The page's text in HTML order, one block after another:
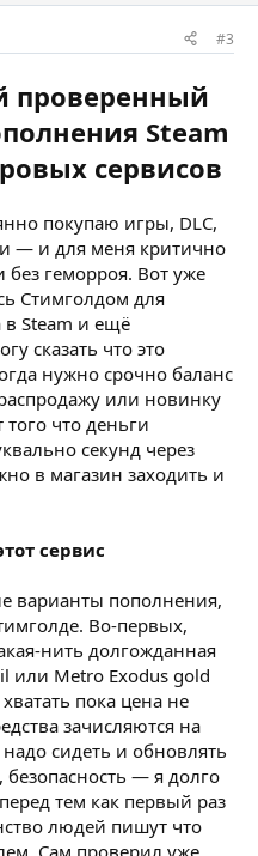
#3
проверенный
Steam
сервисов
покупаю игры, DLC,
— и для меня критично
без геморроя. Вот уже
Стимголдом для
в Steam и ещё
сказать что это
нужно срочно баланс
или новинку
что деньги
секунд через
в магазин заходить и
сервис
варианты пополнения,
Во-первых,
нить долгожданная
или Metro Exodus gold
пока цена не
зачисляются на
сидеть и обновлять
— я долго
тем как первый раз
людей пишут что
Сам проверил уже